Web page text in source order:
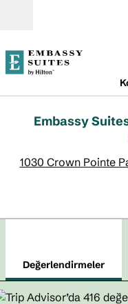
Embassy
1030 Crown Pointe
Değerlendirmeler